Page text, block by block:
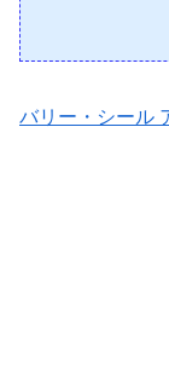
バリー・シール